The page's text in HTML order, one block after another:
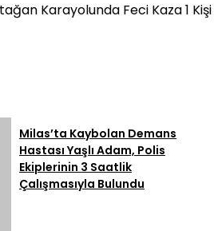
Karayolunda Feci Kaza 1 Kişi
Milas’ta Kaybolan Demans
Hastası Yaşlı Adam, Polis
Ekiplerinin 3 Saatlik
Çalışmasıyla Bulundu